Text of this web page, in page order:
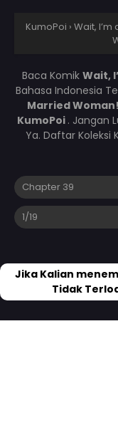
KumoPoi › Wait,
Baca Komik Wait,
Bahasa Indonesia
Married Woman!
KumoPoi . Jangan
Ya. Daftar Koleksi
Jika Kalian
Tidak